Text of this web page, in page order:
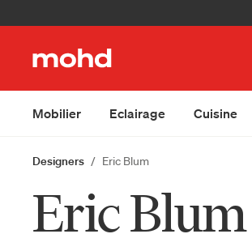
Mobilier Eclairage Cuisine
Designers Eric Blum
Eric Blum